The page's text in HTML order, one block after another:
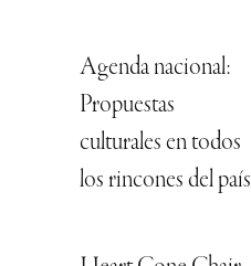
Agenda nacional:
Propuestas
culturales en todos
los rincones del país